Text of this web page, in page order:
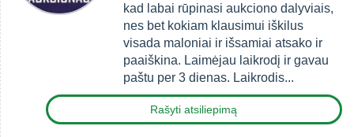
kad labai rūpinasi aukciono dalyviais,
nes bet kokiam klausimui iškilus
visada maloniai ir išsamiai atsako ir
paaiškina. Laimėjau laikrodį ir gavau
paštu per 3 dienas. Laikrodis...
Rašyti atsiliepimą